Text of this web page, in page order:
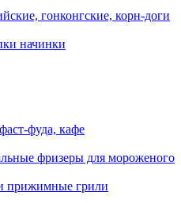
гонконгские, корн-доги
начинки
фуда, кафе
фризеры для мороженого
прижимные грили